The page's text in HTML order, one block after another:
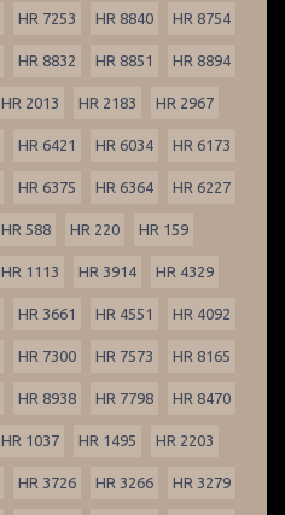
HR 7253 HR 8840 HR 8754
HR 8832 HR 8851 HR 8894
HR 2013 HR 2183 HR 2967
HR 6421 HR 6034 HR 6173
HR 6375 HR 6364 HR 6227
HR 588 HR 220 HR 159
HR 1113 HR 3914 HR 4329
HR 3661 HR 4551 HR 4092
HR 7300 HR 7573 HR 8165
HR 8938 HR 7798 HR 8470
HR 1037 HR 1495 HR 2203
HR 3726 HR 3266 HR 3279